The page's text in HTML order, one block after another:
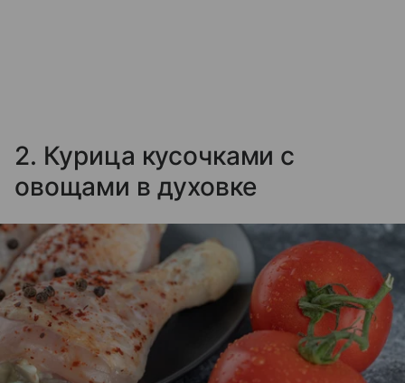
2. Курица кусочками с
овощами в духовке